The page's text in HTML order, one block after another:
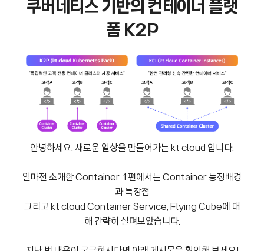
쿠버네티스 기반의 컨테이너 플랫
폼 K2P
안녕하세요. 새로운 일상을 만들어가는 kt cloud 입니다.
얼마전 소개한 Container 1편에서는 Container 등장배경
과 특장점
그리고 kt cloud Container Service, Flying Cube에 대
해 간략히 살펴보았습니다.